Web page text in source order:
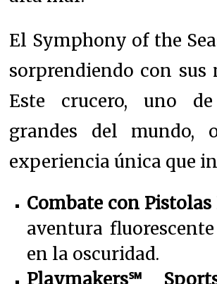
El Symphony of the
sorprendiendo con sus
Este crucero, uno
grandes del mundo,
experiencia única que
Combate con Pistolas
aventura
en la oscuridad.
Playmakers℠